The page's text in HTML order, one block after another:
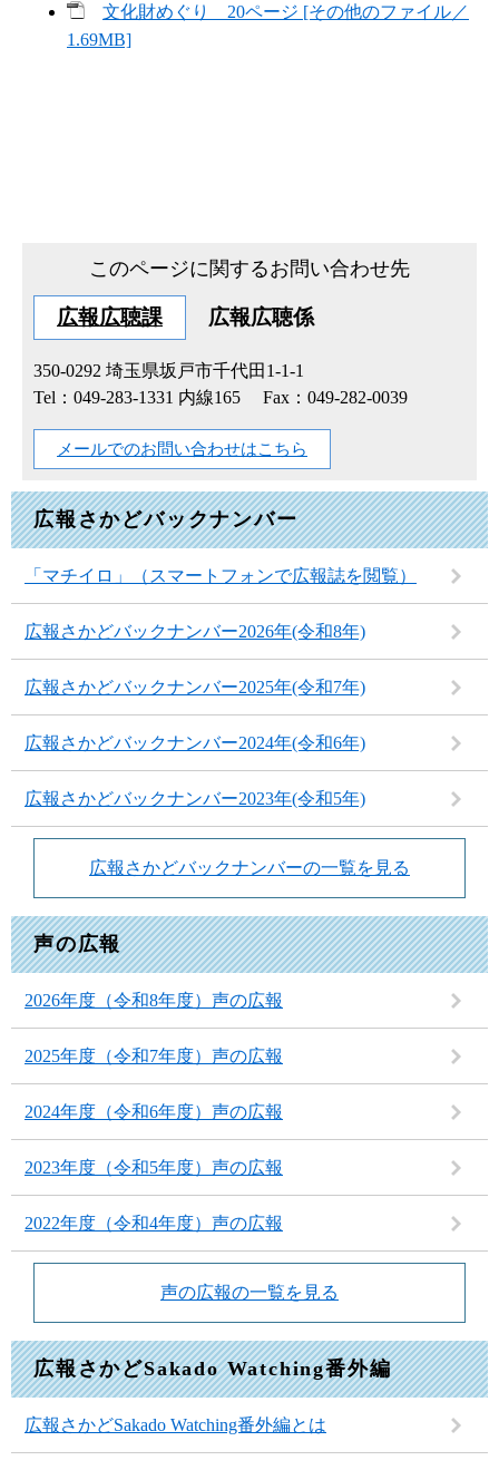
文化財めぐり 20ページ [その他のファイル／
1.69MB]
このページに関するお問い合わせ先
広報広聴課 広報広聴係
350-0292 埼玉県坂戸市千代田1-1-1
Tel：049-283-1331 内線165
Fax：049-282-0039
メールでのお問い合わせはこちら
広報さかどバックナンバー
「マチイロ」（スマートフォンで広報誌を閲覧）
広報さかどバックナンバー2026年(令和8年)
広報さかどバックナンバー2025年(令和7年)
広報さかどバックナンバー2024年(令和6年)
広報さかどバックナンバー2023年(令和5年)
広報さかどバックナンバーの一覧を見る
声の広報
2026年度（令和8年度）声の広報
2025年度（令和7年度）声の広報
2024年度（令和6年度）声の広報
2023年度（令和5年度）声の広報
2022年度（令和4年度）声の広報
声の広報の一覧を見る
広報さかどSakado Watching番外編
広報さかどSakado Watching番外編とは